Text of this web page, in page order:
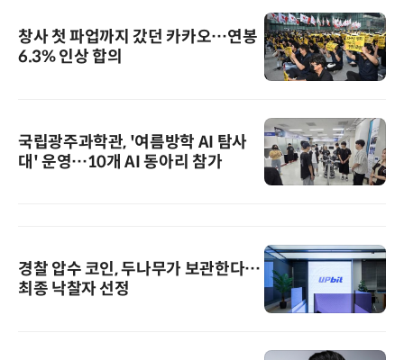
창사 첫 파업까지 갔던 카카오…연봉
6.3% 인상 합의
국립광주과학관, '여름방학 AI 탐사
대' 운영…10개 AI 동아리 참가
경찰 압수 코인, 두나무가 보관한다…
최종 낙찰자 선정